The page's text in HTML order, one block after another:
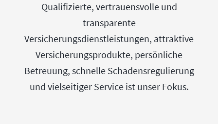
w
e
r
t
e
t
Qualifizierte, vertrauensvolle und
transparente
Versicherungsdienstleistungen, attraktive
Versicherungsprodukte, persönliche
Betreuung, schnelle Schadensregulierung
und vielseitiger Service ist unser Fokus.